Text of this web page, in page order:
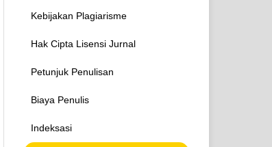
Kebijakan Plagiarisme
Hak Cipta Lisensi Jurnal
Petunjuk Penulisan
Biaya Penulis
Indeksasi